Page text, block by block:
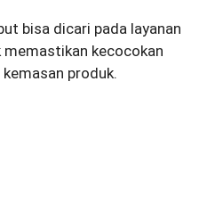
bisa dicari pada layanan
memastikan kecocokan
produk.